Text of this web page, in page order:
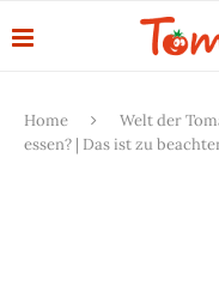
Home Welt der
essen? | Das ist zu